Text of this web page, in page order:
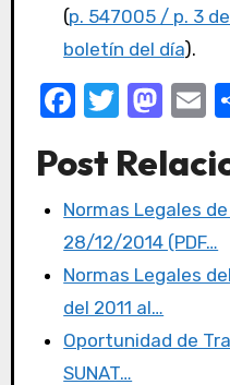
(p. 547005 / p. 3
boletín del día).
F
c
e
b
o
o
k
T
it
te
r
M
st
o
d
o
n
E
Post
Normas Legales
28/12/2014 (PDF…
Normas Legales
del 2011 al…
Oportunidad de
SUNAT…